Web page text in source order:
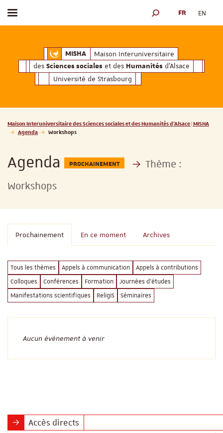
MISHAMaison Interuniversitaire des
Maison Interuniversitaire
des Sciences sociales et des Humanités d'Alsace
Université de Strasbourg
Afficher / masquer le menu MOTEUR DE
FR EN
Vous êtes ici :
Maison Interuniversitaire des Sciences sociales et des Humanités d'Alsace | MISHA
Agenda
Workshops
Agenda PROCHAINEMENT
Thème :
Workshops
Prochainement En ce moment Archives
Tous les thèmes Appels à communication
Appels à contributions
Colloques
Conférences Formation
Journées d'études
Manifestations scientifiques
ReligiS Séminaires
Aucun événement à venir
Accès directs